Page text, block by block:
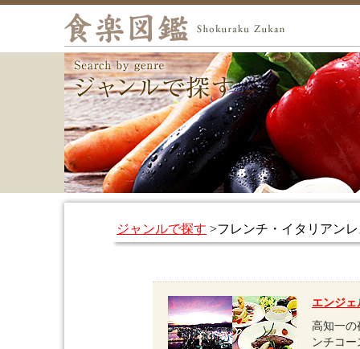
ジャンルで探す >フレンチ・イタリアン
エンジェ
高知一の
ンチコ